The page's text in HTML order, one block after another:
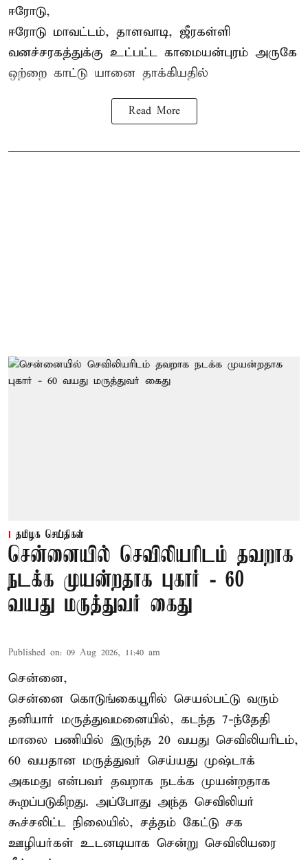
ஈரோடு,
ஈரோடு மாவட்டம், தாளவாடி, ஜீரகள்ளி
வனச்சரகத்துக்கு உட்பட்ட காமையன்புரம் அருகே
ஒற்றை காட்டு யானை தாக்கியதில்
Read More
தமிழக செய்திகள்
சென்னையில் செவிலியரிடம் தவறாக
நடக்க முயன்றதாக புகார் - 60
வயது மருத்துவர் கைது
Published on: 09 Aug 2026, 11:40 am
சென்னை,
சென்னை கொடுங்கையூரில் செயல்பட்டு வரும்
தனியார் மருத்துவமனையில், கடந்த 7-ந்தேதி
மாலை பணியில் இருந்த 20 வயது செவிலியரிடம்,
60 வயதான மருத்துவர் செய்யது முஷ்டாக்
அகமது என்பவர் தவறாக நடக்க முயன்றதாக
கூறப்படுகிறது. அப்போது அந்த செவிலியர்
கூச்சலிட்ட நிலையில், சத்தம் கேட்டு சக
ஊழியர்கள் உடனடியாக சென்று செவிலியரை